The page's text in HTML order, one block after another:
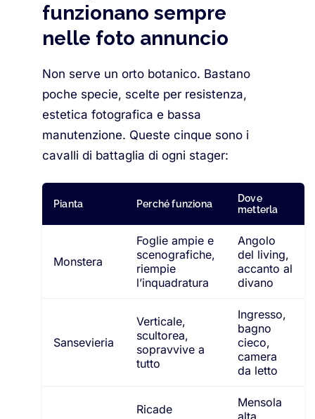
funzionano sempre
nelle foto annuncio
Non serve un orto botanico. Bastano
poche specie, scelte per resistenza,
estetica fotografica e bassa
manutenzione. Queste cinque sono i
cavalli di battaglia di ogni stager:
Pianta Perché funziona
Dove
metterla
Monstera
Foglie ampie e
scenografiche,
riempie
l’inquadratura
Angolo
del living,
accanto al
divano
Sansevieria
Verticale,
scultorea,
sopravvive a
tutto
Ingresso,
bagno
cieco,
camera
da letto
Ricade
Mensola
alta,